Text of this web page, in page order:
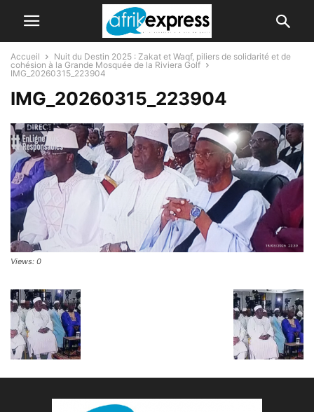
Accueil
Nuit du Destin 2025 : Zakat et Waqf, piliers de solidarité et de
cohésion à la Grande Mosquée de la Riviera Golf
IMG_20260315_223904
IMG_20260315_223904
Views: 0